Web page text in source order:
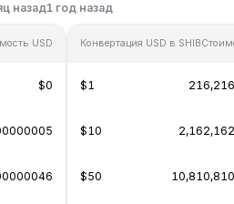
назад1 год назад
USD
$0
Конвертация USD в SHIB
$1
$10
$50